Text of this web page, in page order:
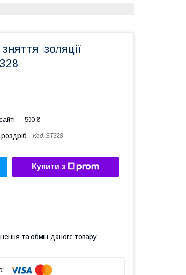
ізоляції
— 500 ₴
Код: ST328
Купити з
та обмін даного товару